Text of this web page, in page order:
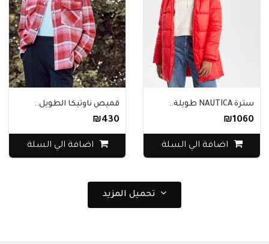
سترة NAUTICA طويلة..
₪1060
اضافة الي السلة
قميص ناوتيكا الطويل..
₪430
اضافة الي السلة
تحميل المزيد